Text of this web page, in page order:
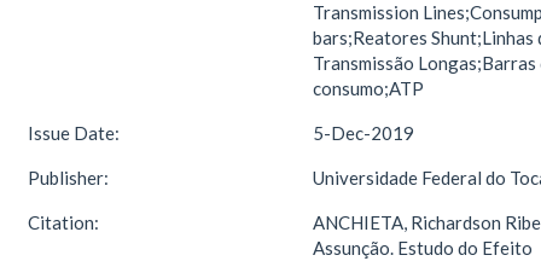
Transmission
bars;Reatores Shunt;Linhas
Transmissão Longas;Barras
consumo;ATP
Issue Date: 5-Dec-2019
Publisher: Universidade Federal do
Citation:
ANCHIETA, Richardson
Assunção. Estudo do Efeito